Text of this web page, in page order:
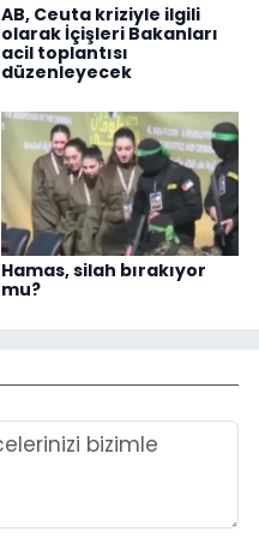
AB, Ceuta kriziyle ilgili
olarak İçişleri Bakanları
acil toplantısı
düzenleyecek
Hamas, silah bırakıyor
mu?